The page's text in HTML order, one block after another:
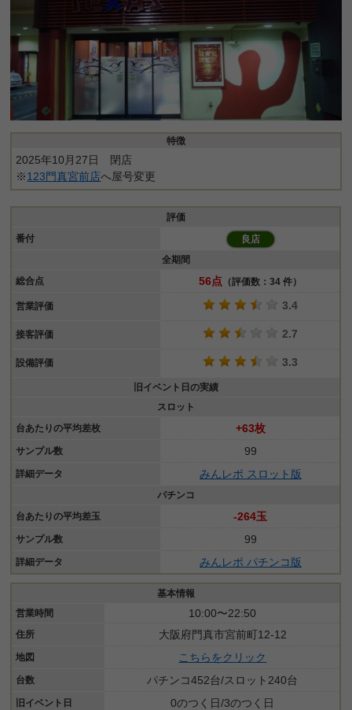
特徴
2025年10月27日 閉店
※123門真宮前店へ屋号変更
評価
番付
良店
全期間
総合点
56点 （評価数：34 件）
営業評価 3.4
接客評価 2.7
設備評価 3.3
旧イベント日の実績
スロット
台あたりの平均差枚
+63枚
サンプル数 99
詳細データ みんレポ スロット版
パチンコ
台あたりの平均差玉
-264玉
サンプル数 99
詳細データ みんレポ パチンコ版
基本情報
営業時間
10:00〜22:50
住所 大阪府門真市宮前町12-12
地図 こちらをクリック
台数 パチンコ452台/スロット240台
旧イベント日 0のつく日/3のつく日